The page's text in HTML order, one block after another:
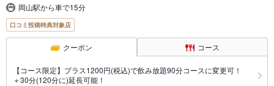
岡山駅から車で15分
口コミ投稿特典対象店
クーポン コース
【コース限定】プラス1200円(税込)で飲み放題90分コースに変更可！
＋30分(120分に)延長可能！